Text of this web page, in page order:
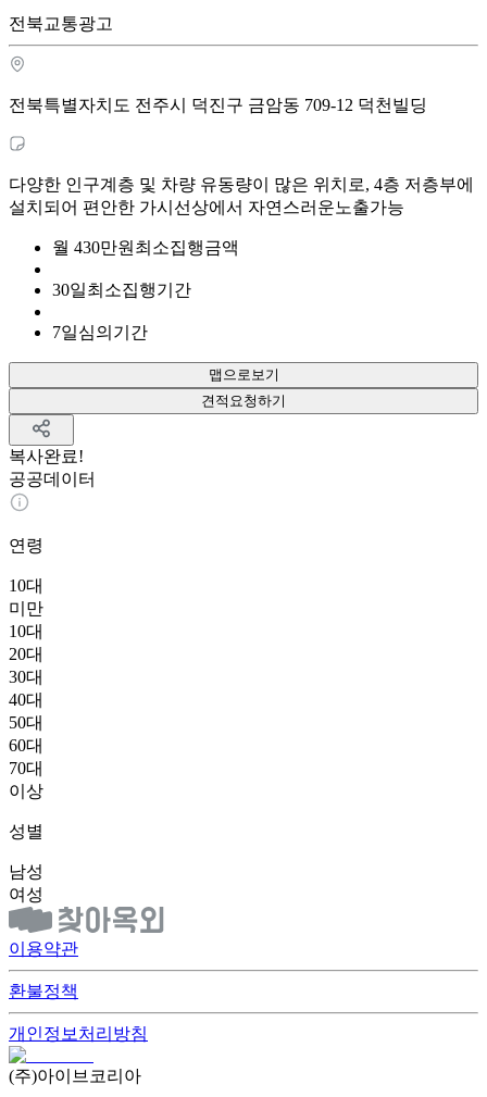
전북교통광고
전북특별자치도 전주시 덕진구 금암동 709-12 덕천빌딩
다양한 인구계층 및 차량 유동량이 많은 위치로, 4층 저층부에
설치되어 편안한 가시선상에서 자연스러운노출가능
월 430만원 최소집행금액
30일최소집행기간
7일심의기간
맵으로보기
견적요청하기
복사완료!
공공데이터
연령
10대
미만
10대
20대
30대
40대
50대
60대
70대
이상
성별
남성
여성
이용약관
환불정책
개인정보처리방침
(주)아이브코리아